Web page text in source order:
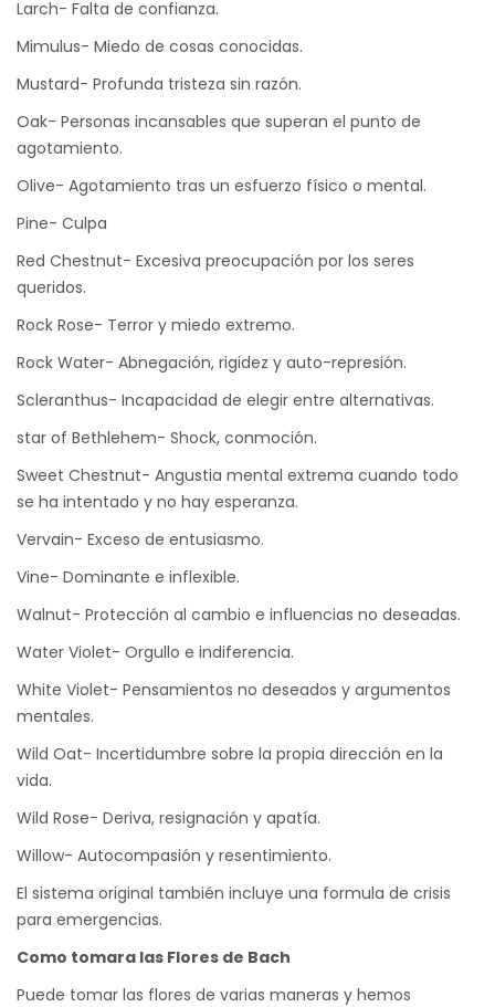
Larch- Falta de confianza.
Mimulus- Miedo de cosas conocidas.
Mustard- Profunda tristeza sin razón.
Oak- Personas incansables que superan el punto de
agotamiento.
Olive- Agotamiento tras un esfuerzo físico o mental.
Pine- Culpa
Red Chestnut- Excesiva preocupación por los seres
queridos.
Rock Rose- Terror y miedo extremo.
Rock Water- Abnegación, rigidez y auto-represión.
Scleranthus- Incapacidad de elegir entre alternativas.
star of Bethlehem- Shock, conmoción.
Sweet Chestnut- Angustia mental extrema cuando todo
se ha intentado y no hay esperanza.
Vervain- Exceso de entusiasmo.
Vine- Dominante e inflexible.
Walnut- Protección al cambio e influencias no deseadas.
Water Violet- Orgullo e indiferencia.
White Violet- Pensamientos no deseados y argumentos
mentales.
Wild Oat- Incertidumbre sobre la propia dirección en la
vida.
Wild Rose- Deriva, resignación y apatía.
Willow- Autocompasión y resentimiento.
El sistema original también incluye una formula de crisis
para emergencias.
Como tomara las Flores de Bach
Puede tomar las flores de varias maneras y hemos